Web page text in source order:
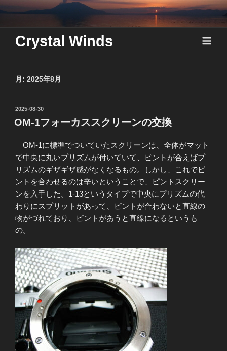
Skip
content
Crystal Winds
月: 2025年8月
投
稿
日:
2025-08-30
OM-1フォーカススクリーンの交換
OM-1に標準でついていたスクリーンは、全体がマット
で中央に丸いプリズムが付いていて、ピントが合えばプ
リズムのギザギザ感がなくなるもの。しかし、これでピ
ントを合わせるのは辛いということで、ピントスクリー
ンを入手した。1-13というタイプで中央にプリズムの代
わりにスプリットがあって、ピントが合わないと直線の
物がづれており、ピントがあうと直線になるというも
の。